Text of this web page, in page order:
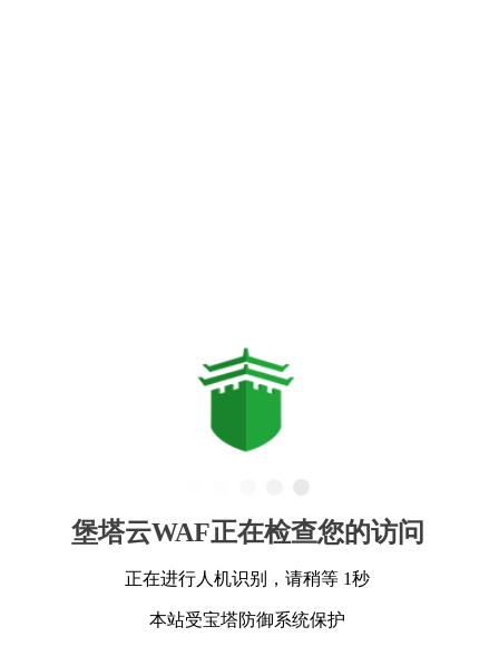
堡塔云WAF正在检查您的访问
正在进行人机识别，请稍等 1秒
本站受宝塔防御系统保护